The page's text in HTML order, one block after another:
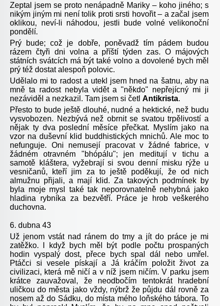
Zeptal jsem se proto nenápadně Mariky – koho jiného; s
nikým jiným mi není tolik proti srsti hovořit – a začal jsem
oklikou, neví-li náhodou, jestli bude volné velikonoční
pondělí.
Prý bude; což je dobře, poněvadž tím pádem budou
rázem čtyři dni volna a příští týden zas. O májových
státních svátcích má být také volno a dovolené bych měl
prý též dostat alespoň polovic.
Udělalo mi to radost a utekl jsem hned na šatnu, aby na
mně ta radost nebyla vidět a "někdo" nepřejícný mi ji
nezáviděl a nezkazil. Tam jsem si četl Antikrista.
Přesto to bude ještě dlouhé, nudné a hektické, než budu
vysvobozen. Nezbývá než obrnit se svatou trpělivostí a
nějak ty dva poslední měsíce přečkat. Myslím jako na
vzor na duševní klid buddhistických mnichů. Ale moc to
nefunguje. Oni nemusejí pracovat v žádné fabrice, v
žádném otravném "bhópálu"; jen meditují v tichu a
samotě kláštera, vyžebrají si svou denní misku rýže u
vesničanů, kteří jim za to ještě poděkují, že od nich
almužnu přijali, a mají klid. Za takových podmínek by
byla moje mysl také tak neporovnatelně nehybná jako
hladina rybníka za bezvětří. Práce je hrob veškerého
duchovna.
6. dubna 43
Už jenom vstát nad ránem do tmy a jít do práce je mi
zatěžko. I když bych měl být podle počtu prospaných
hodin vyspalý dost, přece bych spal dál nebo umřel.
Ptáčci si vesele pískají a Já kráčím položit život za
civilizaci, která mě ničí a v níž jsem ničím. V parku jsem
krátce zauvažoval, že neodbočím tentokrát hradební
uličkou do města jako vždy, nýbrž že půjdu dál rovně za
nosem až do Sádku, do místa mého loňského tábora. To